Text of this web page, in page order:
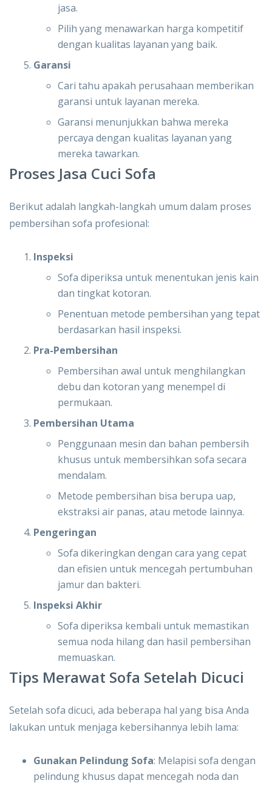
jasa.
Pilih yang menawarkan harga kompetitif
dengan kualitas layanan yang baik.
Garansi
Cari tahu apakah perusahaan memberikan
garansi untuk layanan mereka.
Garansi menunjukkan bahwa mereka
percaya dengan kualitas layanan yang
mereka tawarkan.
Proses Jasa Cuci Sofa
Berikut adalah langkah-langkah umum dalam proses
pembersihan sofa profesional:
Inspeksi
Sofa diperiksa untuk menentukan jenis kain
dan tingkat kotoran.
Penentuan metode pembersihan yang tepat
berdasarkan hasil inspeksi.
Pra-Pembersihan
Pembersihan awal untuk menghilangkan
debu dan kotoran yang menempel di
permukaan.
Pembersihan Utama
Penggunaan mesin dan bahan pembersih
khusus untuk membersihkan sofa secara
mendalam.
Metode pembersihan bisa berupa uap,
ekstraksi air panas, atau metode lainnya.
Pengeringan
Sofa dikeringkan dengan cara yang cepat
dan efisien untuk mencegah pertumbuhan
jamur dan bakteri.
Inspeksi Akhir
Sofa diperiksa kembali untuk memastikan
semua noda hilang dan hasil pembersihan
memuaskan.
Tips Merawat Sofa Setelah Dicuci
Setelah sofa dicuci, ada beberapa hal yang bisa Anda
lakukan untuk menjaga kebersihannya lebih lama:
Gunakan Pelindung Sofa: Melapisi sofa dengan
pelindung khusus dapat mencegah noda dan